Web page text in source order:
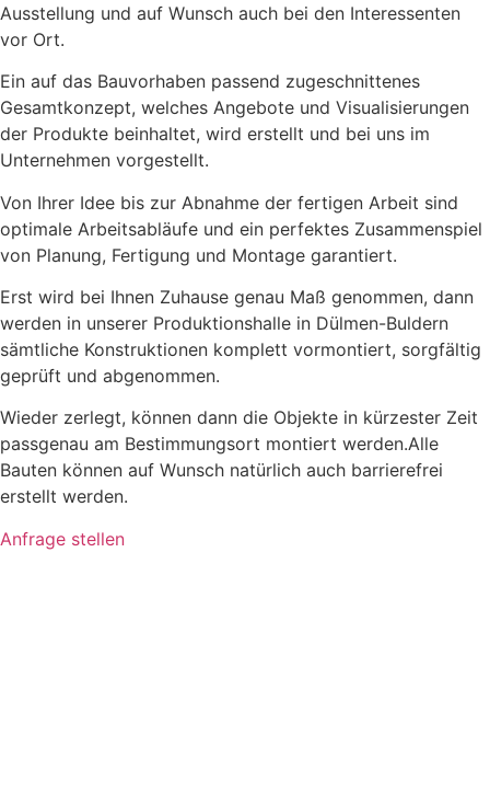
Ausstellung und auf Wunsch auch bei den Interessenten
vor Ort.
Ein auf das Bauvorhaben passend zugeschnittenes
Gesamtkonzept, welches Angebote und Visualisierungen
der Produkte beinhaltet, wird erstellt und bei uns im
Unternehmen vorgestellt.
Von Ihrer Idee bis zur Abnahme der fertigen Arbeit sind
optimale Arbeitsabläufe und ein perfektes Zusammenspiel
von Planung, Fertigung und Montage garantiert.
Erst wird bei Ihnen Zuhause genau Maß genommen, dann
werden in unserer Produktionshalle in Dülmen-Buldern
sämtliche Konstruktionen komplett vormontiert, sorgfältig
geprüft und abgenommen.
Wieder zerlegt, können dann die Objekte in kürzester Zeit
passgenau am Bestimmungsort montiert werden.Alle
Bauten können auf Wunsch natürlich auch barrierefrei
erstellt werden.
Anfrage stellen